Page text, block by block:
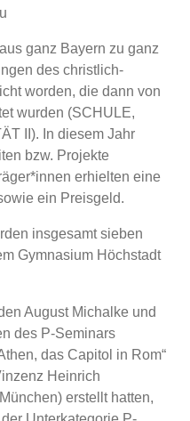
ganz Bayern zu ganz
des christlich-
worden, die dann von
wurden (SCHULE,
II). In diesem Jahr
bzw. Projekte
erhielten eine
ein Preisgeld.
insgesamt sieben
Gymnasium Höchstadt
August Michalke und
des P-Seminars
das Capitol in Rom“
Heinrich
erstellt hatten,